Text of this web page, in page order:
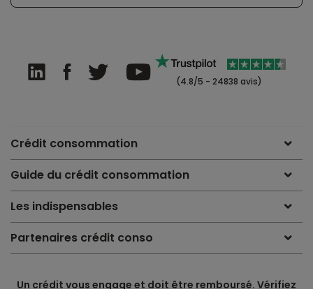
(4.8/5 - 24838 avis)
Crédit consommation
Guide du crédit consommation
Les indispensables
Partenaires crédit conso
Un crédit vous engage et doit être remboursé. Vérifiez